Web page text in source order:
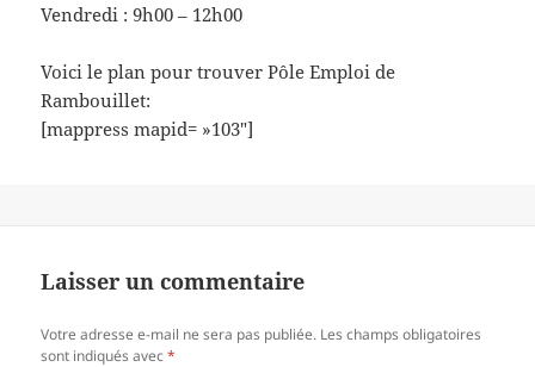
Vendredi : 9h00 – 12h00
Voici le plan pour trouver Pôle Emploi de
Rambouillet:
[mappress mapid= »103″]
Laisser un commentaire
Votre adresse e-mail ne sera pas publiée. Les champs obligatoires
sont indiqués avec*